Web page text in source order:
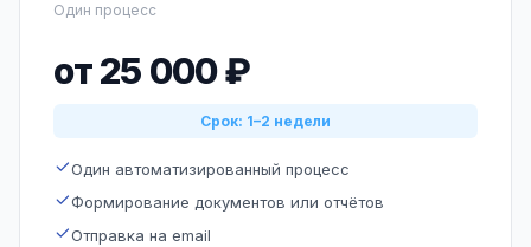
Один процесс
от 25 000 ₽
Срок: 1–2 недели
Один автоматизированный процесс
Формирование документов или отчётов
Отправка на email